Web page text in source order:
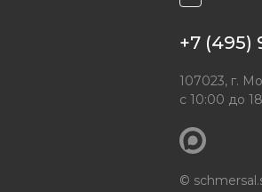
+7 (495)
107023, г.
с 10:00 до
©